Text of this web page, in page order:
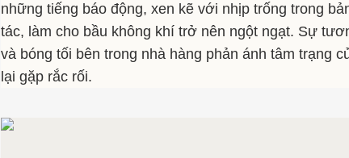
những tiếng báo động, xen kẽ với nhịp trống trong
tác, làm cho bầu không khí trở nên ngột ngạt. Sự
và bóng tối bên trong nhà hàng phản ánh tâm trạng
lại gặp rắc rối.